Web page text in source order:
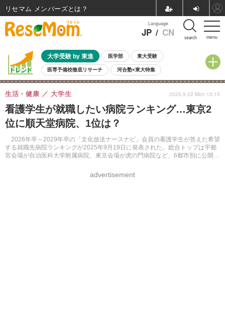
menu
Language
JP / CN search
大学受験 by 東進 医学部 東大受験
医専予備校徹底リサーチ 河合塾×東大特集
親子で考える大学選び 高校受験 中学受験 小学校受験
共通テスト 夏休み
8月開催イベント・WS 全国公立高校 過去問 人気記事
自由研究教材（小学生向け） 自由研究教材（中学生向け）
看護学生が就職したい病院ランキング…東京2
位に順天堂病院、1位は？
2026年卒～2029年卒の「文化放送ナースナビ」会員の看護学生が答えた希望
する就職先病院ランキングが2025年9月19日に発表された。総合トップは宇都
宮会場が自治医科大学附属病院、東京会場が虎の門病院など、6都市別に公開し
生活・健康 大学生
advertisement
2025.9.22 Mon 13:15
リセマム メンバーズ